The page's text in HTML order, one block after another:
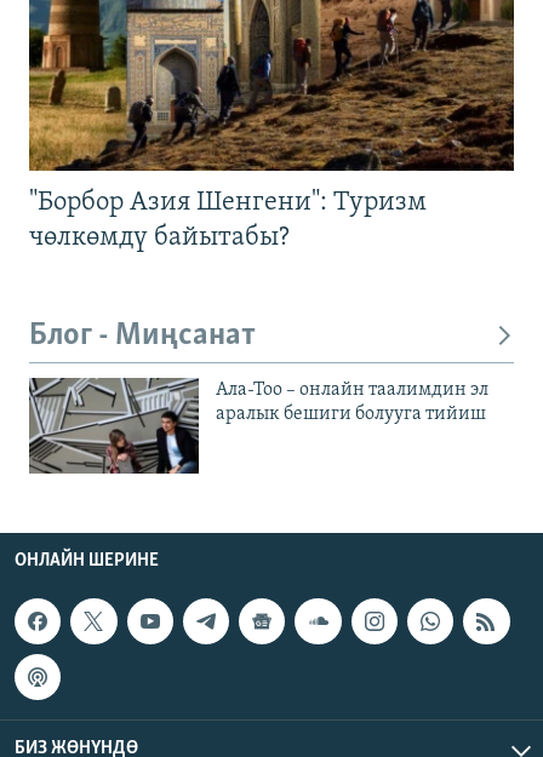
"Борбор Азия Шенгени": Туризм
чөлкөмдү байытабы?
Блог - Миңсанат
Ала-Тоо – онлайн таалимдин эл
аралык бешиги болууга тийиш
ОНЛАЙН ШЕРИНЕ
БИЗ ЖӨНҮНДӨ